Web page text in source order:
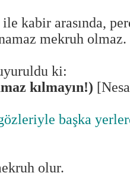
kabir arasında,
mekruh olmaz.
ki:
kılmayın!)
başka
olur.